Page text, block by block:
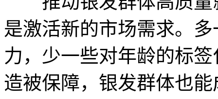
是激活新的市场需求。
力，少一些对年龄的标
造被保障，银发群体也